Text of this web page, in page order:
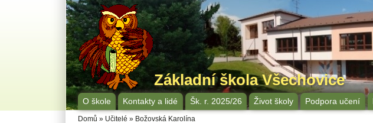
Přejít k hlavnímu obsahu
Přejít k vyhledávání na webu
Základní škola Všechovice
Hlavní menu
O škole Kontakty a lidé Šk. r. 2025/26 Život školy Podpora učení
Jste zde
Domů » Učitelé » Božovská Karolína